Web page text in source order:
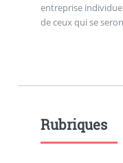
entreprise
de ceux qui se
Rubriques